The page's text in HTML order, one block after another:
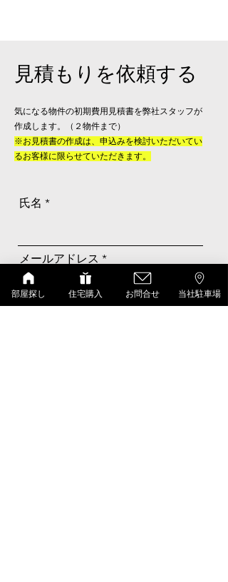
見積もりを依頼する
気になる物件の初期費用見積書を弊社スタッフが
作成します。（２物件まで）
​​※お見積書の作成は、申込みを検討いただいてい
るお客様に限らせていただきます。
氏名
メールアドレス
部屋探し 住宅購入 お問合せ 当社駐車場